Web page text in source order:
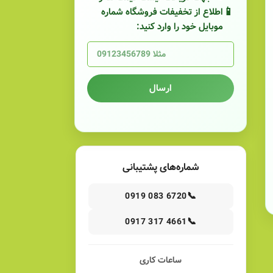
اطلاع از تخفیفات فروشگاه شماره
موبایل خود را وارد کنید:
ارسال
شماره‌های پشتیبانی
📞
0919 083 6720
📞
0917 317 4661
ساعات کاری